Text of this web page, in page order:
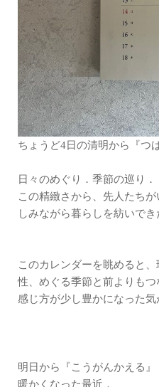
ちょうど4日の清明から『つ
日々のめぐり．季節の巡り．
この精緻さから、先人たち
しみながら暮らしを紡いでき
このカレンダーを眺めると
性、めぐる季節と前よりも
感じ方が少し豊かになった気
明日から『こうがんかえる』
暖かくなった最近．